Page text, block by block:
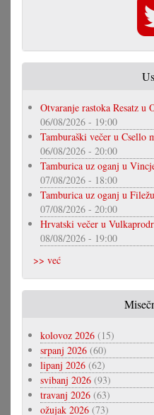
Otvaranje rastoka Resatz u
06/08/2026 - 19:00
Tamburaški večer u Csello
06/08/2026 - 20:00
Tamburica uz oganj u
07/08/2026 - 18:00
Tamburica uz oganj u Filežu
07/08/2026 - 20:00
Hrvatski večer u
08/08/2026 - 19:00
>> već
kolovoz 2026 (15)
srpanj 2026 (60)
lipanj 2026 (62)
svibanj 2026 (93)
travanj 2026 (63)
ožujak 2026 (73)